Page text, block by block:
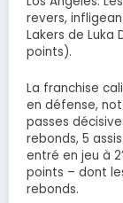
revers,
Lakers de Luka
points).
La franchise
en défense,
passes
rebonds, 5
entré en jeu à
points – dont
rebonds.